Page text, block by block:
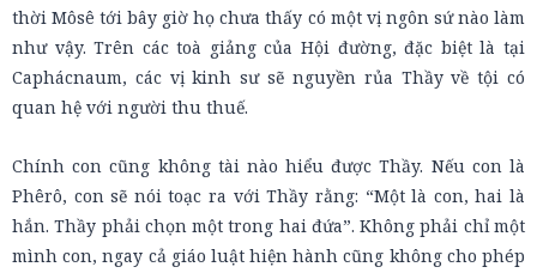
thời Môsê tới bây giờ họ chưa thấy có một vị ngôn sứ nào làm
như vậy. Trên các toà giảng của Hội đường, đặc biệt là tại
Caphácnaum, các vị kinh sư sẽ nguyền rủa Thầy về tội có
quan hệ với người thu thuế.
Chính con cũng không tài nào hiểu được Thầy. Nếu con là
Phêrô, con sẽ nói toạc ra với Thầy rằng: “Một là con, hai là
hắn. Thầy phải chọn một trong hai đứa”. Không phải chỉ một
mình con, ngay cả giáo luật hiện hành cũng không cho phép